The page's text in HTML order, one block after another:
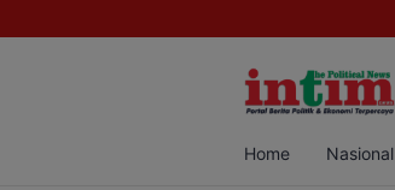
Sabu di Pangkalan Bun, Dua Pelaku Diamankan
Home Nasional